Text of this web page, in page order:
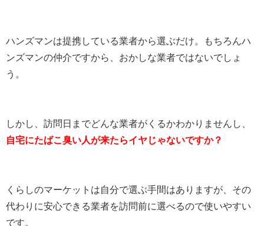
ハンズマンは提携している業者から選ぶだけ。もちろんハ
ンズマンの仲介ですから、おかしな業者ではないでしょ
う。
しかし、訪問日までどんな業者がくるかわかりませんし、
自宅にたばこ臭い人が来たらイヤじゃないですか？
くらしのマーケットは自分で選ぶ手間はありますが、その
代わりに安心できる業者を訪問前に選べるので使いやすい
です。